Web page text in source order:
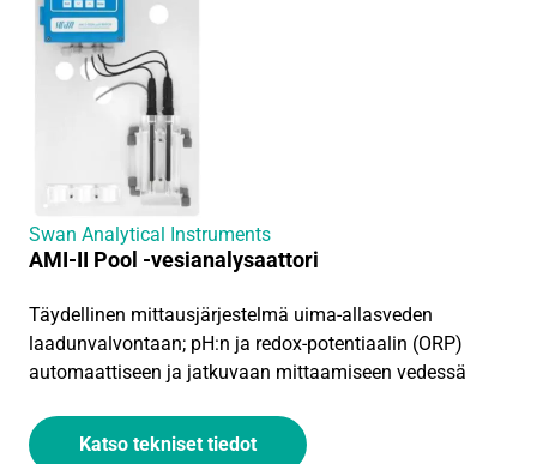
Swan Analytical Instruments
AMI-II Pool -vesianalysaattori
Täydellinen mittausjärjestelmä uima-allasveden
laadunvalvontaan; pH:n ja redox-potentiaalin (ORP)
automaattiseen ja jatkuvaan mittaamiseen vedessä
Katso tekniset tiedot